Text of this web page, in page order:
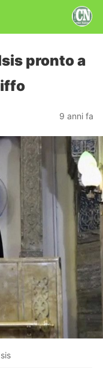
pronto a
9 anni fa